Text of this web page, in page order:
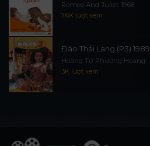
Romeo And Juliet 1968
7.6K lượt xem
Đào Thái Lang (P3) 1989
Hoàng Tử Phượng Hoàng
3K lượt xem